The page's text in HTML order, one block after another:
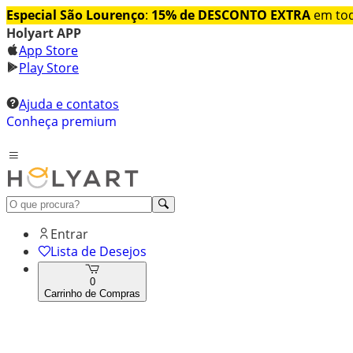
Especial São Lourenço: 15% de DESCONTO EXTRA em
Holyart APP
App Store
Play Store
Ajuda e contatos
Conheça premium
Entrar
Lista de Desejos
0
Carrinho de Compras